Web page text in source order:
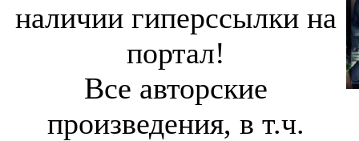
наличии гиперссылки на
портал!
Все авторские
произведения, в т.ч.